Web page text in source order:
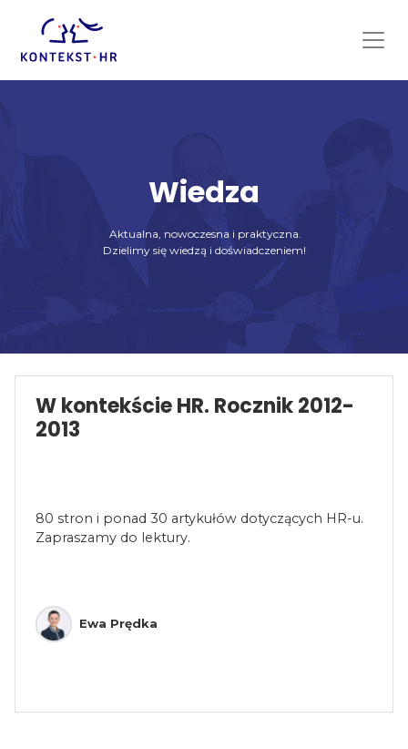
content
Wiedza
Aktualna, nowoczesna i praktyczna.
Dzielimy się wiedzą i doświadczeniem!
W kontekście HR. Rocznik 2012-
2013
80 stron i ponad 30 artykułów dotyczących HR-u.
Zapraszamy do lektury.
Ewa Prędka